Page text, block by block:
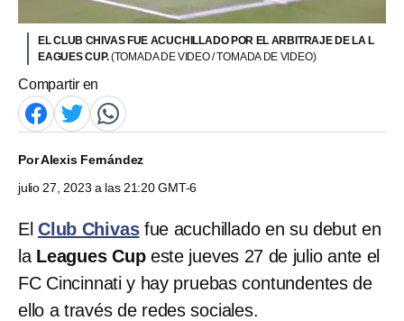
EL CLUB CHIVAS FUE ACUCHILLADO POR EL ARBITRAJE DE LA L
EAGUES CUP.(TOMADA DE VIDEO / TOMADA DE VIDEO)
Compartir en
PorAlexis Fernández
julio 27, 2023 a las 21:20 GMT-6
El Club Chivasfue acuchillado en su debut en
la Leagues Cupeste jueves 27 de julio ante el
FC Cincinnati y hay pruebas contundentes de
ello a través de redes sociales.